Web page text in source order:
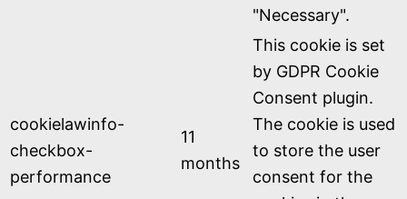
"Necessary".
cookielawinfo-
checkbox-
performance
11
months
This cookie is set
by GDPR Cookie
Consent plugin.
The cookie is used
to store the user
consent for the